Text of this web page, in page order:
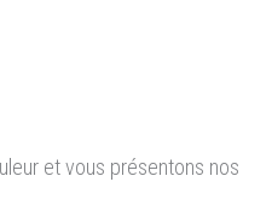
et vous présentons nos